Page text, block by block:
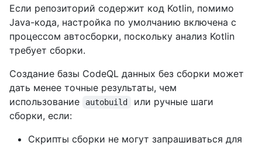
Если репозиторий содержит код Kotlin, помимо
Java-кода, настройка по умолчанию включена с
процессом автосборки, поскольку анализ Kotlin
требует сборки.
Создание базы CodeQL данных без сборки может
дать менее точные результаты, чем
использование
autobuild
или ручные шаги
сборки, если:
Скрипты сборки не могут запрашиваться для